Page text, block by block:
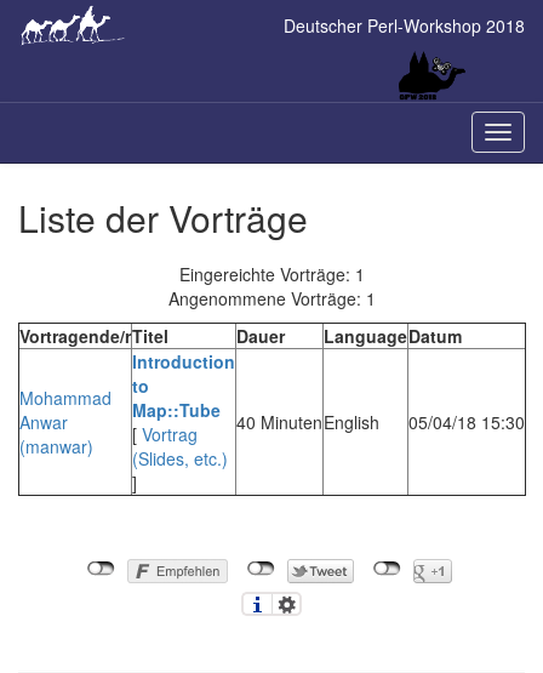
Deutscher Perl-Workshop 2018
ein-/
Liste der Vorträge
Eingereichte Vorträge: 1
Angenommene Vorträge: 1
Vortragende/rTitel Dauer LanguageDatum
Mohammad
Anwar
(‎manwar‎)
‎Introduction
to
Map::Tube‎
[ Vortrag
(Slides, etc.)
]
40 MinutenEnglish 05/04/18 15:30